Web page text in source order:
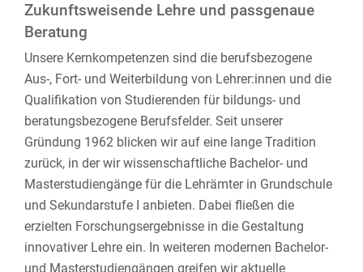
Zukunftsweisende Lehre und passgenaue
Beratung
Unsere Kernkompetenzen sind die berufsbezogene
Aus-, Fort- und Weiterbildung von Lehrer:innen und die
Qualifikation von Studierenden für bildungs- und
beratungsbezogene Berufsfelder. Seit unserer
Gründung 1962 blicken wir auf eine lange Tradition
zurück, in der wir wissenschaftliche Bachelor- und
Masterstudiengänge für die Lehrämter in Grundschule
und Sekundarstufe I anbieten. Dabei fließen die
erzielten Forschungsergebnisse in die Gestaltung
innovativer Lehre ein. In weiteren modernen Bachelor-
und Masterstudiengängen greifen wir aktuelle